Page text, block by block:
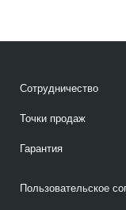
Сотрудничество
Точки продаж
Гарантия
Пользовательское